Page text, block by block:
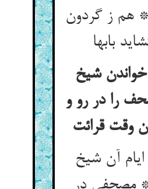
هم ز گردون
بابها
شیخ
را در رو و
وقت قرائت
آن شیخ